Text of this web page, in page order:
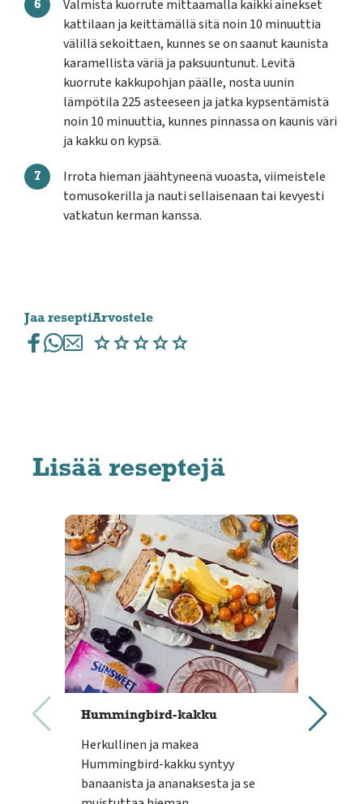
Valmista kuorrute mittaamalla kaikki ainekset
kattilaan ja keittämällä sitä noin 10 minuuttia
välillä sekoittaen, kunnes se on saanut kaunista
karamellista väriä ja paksuuntunut. Levitä
kuorrute kakkupohjan päälle, nosta uunin
lämpötila 225 asteeseen ja jatka kypsentämistä
noin 10 minuuttia, kunnes pinnassa on kaunis väri
ja kakku on kypsä.
Irrota hieman jäähtyneenä vuoasta, viimeistele
tomusokerilla ja nauti sellaisenaan tai kevyesti
vatkatun kerman kanssa.
Jaa reseptiArvostele
Lisää reseptejä
Hummingbird-kakku
Herkullinen ja makea
Hummingbird-kakku syntyy
banaanista ja ananaksesta ja se